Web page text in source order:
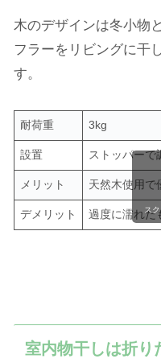
木のデザインは冬小物
フラーをリビングに干
す。
耐荷重 3kg
設置 ストッパーで
メリット 天然木使用で
デメリット 過度に濡れた
ス
室内物干しは折り